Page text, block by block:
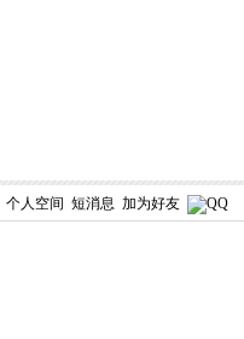
个人空间 短消息 加为好友